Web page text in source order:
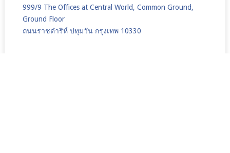
999/9 The Offices at Central World, Common Ground,
Ground Floor
ถนนราชดำริห์ ปทุมวัน กรุงเทพ 10330